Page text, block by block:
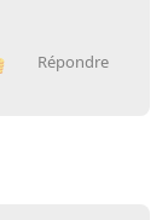
Répondre